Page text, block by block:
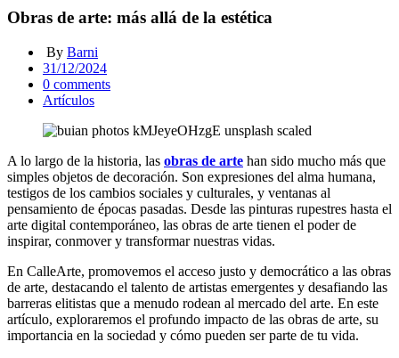
Obras de arte: más allá de la estética
By Barni
Posted
on
31/12/2024
0 comments
Artículos
A lo largo de la historia, las obras de arte han sido mucho más que
simples objetos de decoración. Son expresiones del alma humana,
testigos de los cambios sociales y culturales, y ventanas al
pensamiento de épocas pasadas. Desde las pinturas rupestres hasta el
arte digital contemporáneo, las obras de arte tienen el poder de
inspirar, conmover y transformar nuestras vidas.
En CalleArte, promovemos el acceso justo y democrático a las obras
de arte, destacando el talento de artistas emergentes y desafiando las
barreras elitistas que a menudo rodean al mercado del arte. En este
artículo, exploraremos el profundo impacto de las obras de arte, su
importancia en la sociedad y cómo pueden ser parte de tu vida.